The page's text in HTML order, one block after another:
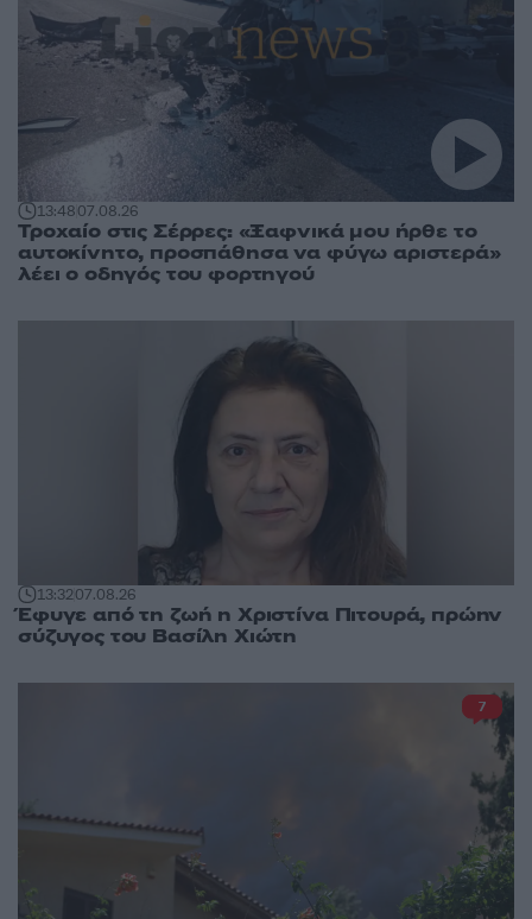
13:4807.08.26
Τροχαίο στις Σέρρες: «Ξαφνικά μου ήρθε το
αυτοκίνητο, προσπάθησα να φύγω αριστερά»
λέει ο οδηγός του φορτηγού
13:3207.08.26
Έφυγε από τη ζωή η Χριστίνα Πιτουρά, πρώην
σύζυγος του Βασίλη Χιώτη
7